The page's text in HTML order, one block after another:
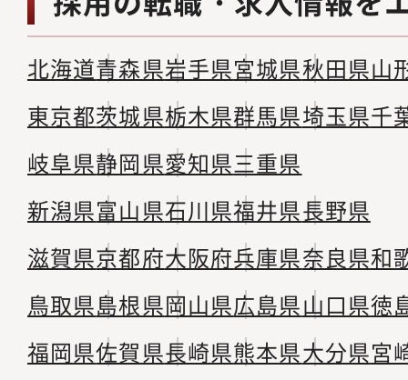
北海道青森県岩手県宮城県秋田県山
東京都茨城県栃木県群馬県埼玉県千
岐阜県静岡県愛知県三重県
新潟県富山県石川県福井県長野県
滋賀県京都府大阪府兵庫県奈良県和
鳥取県島根県岡山県広島県山口県徳
福岡県佐賀県長崎県熊本県大分県宮